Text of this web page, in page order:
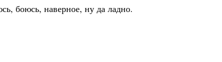
боюсь, наверное, ну да ладно.